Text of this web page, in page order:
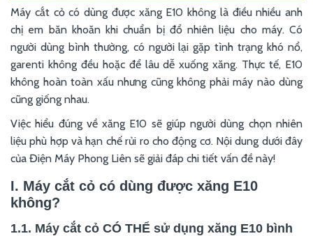
Máy cắt cỏ có dùng được xăng E10 không là điều nhiều anh
chị em băn khoăn khi chuẩn bị đổ nhiên liệu cho máy. Có
người dùng bình thường, có người lại gặp tình trạng khó nổ,
garenti không đều hoặc để lâu dễ xuống xăng. Thực tế, E10
không hoàn toàn xấu nhưng cũng không phải máy nào dùng
cũng giống nhau.
Việc hiểu đúng về xăng E10 sẽ giúp người dùng chọn nhiên
liệu phù hợp và hạn chế rủi ro cho động cơ. Nội dung dưới đây
của Điện Máy Phong Liên sẽ giải đáp chi tiết vấn đề này!
I. Máy cắt cỏ có dùng được xăng E10
không?
1.1. Máy cắt cỏ CÓ THỂ sử dụng xăng E10 bình